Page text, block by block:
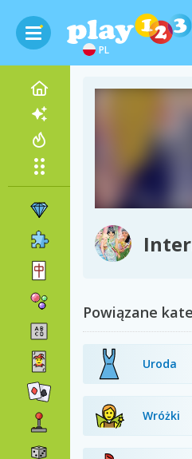
PL
Powiązane
Uroda
Wróżki